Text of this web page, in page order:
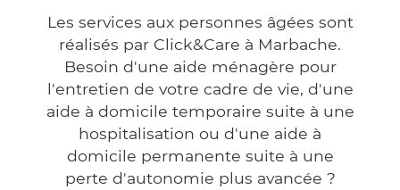
Les services aux personnes âgées sont
réalisés par Click&Care à Marbache.
Besoin d'une aide ménagère pour
l'entretien de votre cadre de vie, d'une
aide à domicile temporaire suite à une
hospitalisation ou d'une aide à
domicile permanente suite à une
perte d'autonomie plus avancée ?